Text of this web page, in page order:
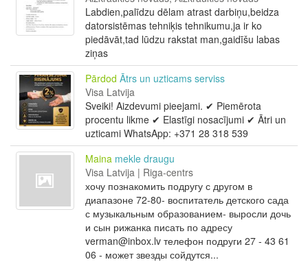
Labdien,palīdzu dēlam atrast darbiņu,beidza
datorsistēmas tehniķis tehnikumu,ja ir ko
piedāvāt,tad lūdzu rakstat man,gaidīšu labas
ziņas
Pārdod Ātrs un uzticams serviss
Visa Latvija
Sveiki! Aizdevumi pieejami. ✔ Piemērota
procentu likme ✔ Elastīgi nosacījumi ✔ Ātri un
uzticami WhatsApp: +371 28 318 539
Maina mekle draugu
Visa Latvija | Riga-centrs
хочу познакомить подругу с другом в
диапазоне 72-80- воспитатель детского сада
с музыкальным образованием- выросли дочь
и сын рижанка писать по адресу
verman@inbox.lv телефон подруги 27 - 43 61
06 - может звезды сойдутся...